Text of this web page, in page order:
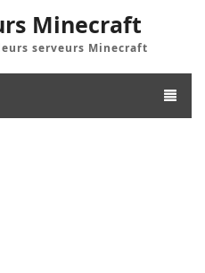
Minecraft
serveurs Minecraft